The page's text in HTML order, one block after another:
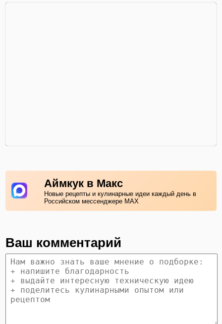
Аймкук в Макс
Новые рецепты и кулинарные идеи каждый день в
Российском мессенджере MAX
Ваш комментарий